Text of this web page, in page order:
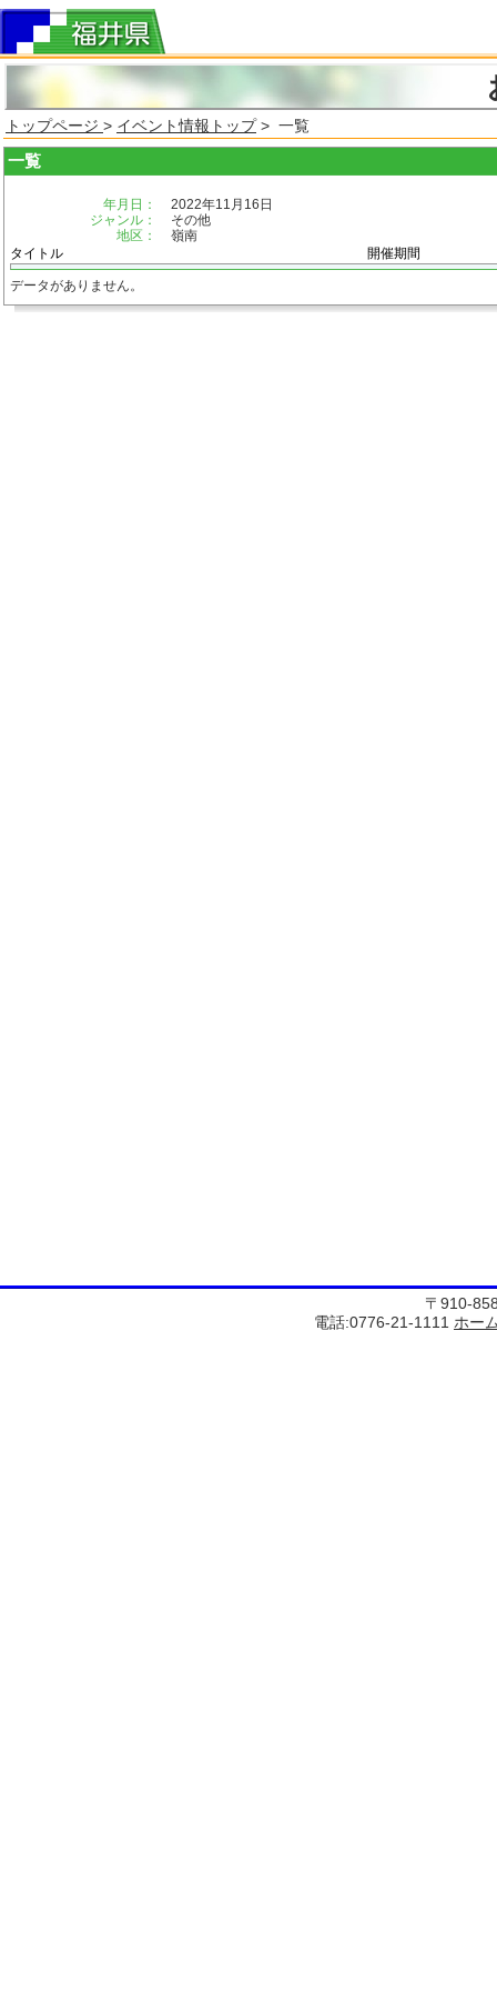
トップページ > イベント情報トップ> 一覧
一覧
年月日：
2022年11月16日
ジャンル：
その他
地区：
嶺南
タイトル
開催期間
データがありません。
〒910-
電話:0776-21-1111 ホー